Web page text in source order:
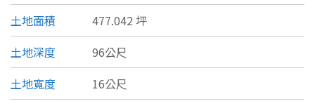
新北市
宜蘭縣
桃園市
新竹市
類型(可複選)
土地面積
477.042 坪
土地深度
96公尺
土地寬度
16公尺